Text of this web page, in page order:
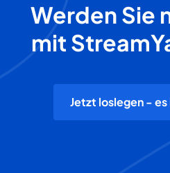
Werden Sie
mit
Jetzt loslegen -